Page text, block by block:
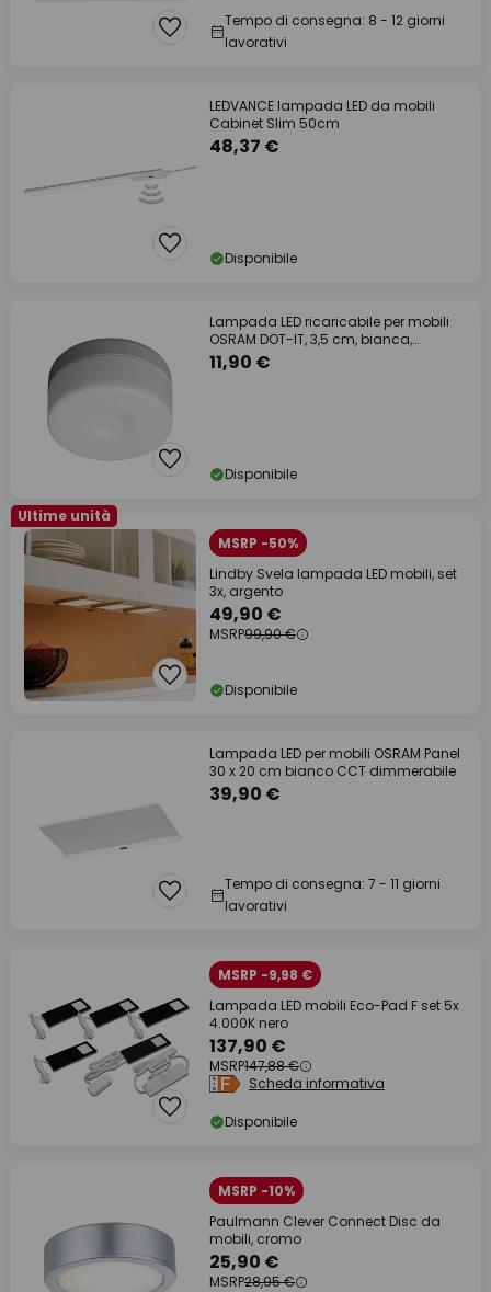
Tempo di consegna: 8 - 12 giorni
lavorativi
LEDVANCE lampada LED da mobili
Cabinet Slim 50cm
48,37 €
Disponibile
Lampada LED ricaricabile per mobili
OSRAM DOT-IT, 3,5 cm, bianca,
dimmer touch
11,90 €
Disponibile
Ultime unità
MSRP -50%
Lindby Svela lampada LED mobili, set
3x, argento
49,90 €
MSRP99,90 €
Disponibile
Lampada LED per mobili OSRAM Panel
30 x 20 cm bianco CCT dimmerabile
39,90 €
Tempo di consegna: 7 - 11 giorni
lavorativi
MSRP -9,98 €
Lampada LED mobili Eco-Pad F set 5x
4.000K nero
137,90 €
MSRP147,88 €
Scheda informativa
Disponibile
MSRP -10%
Paulmann Clever Connect Disc da
mobili, cromo
25,90 €
MSRP28,95 €